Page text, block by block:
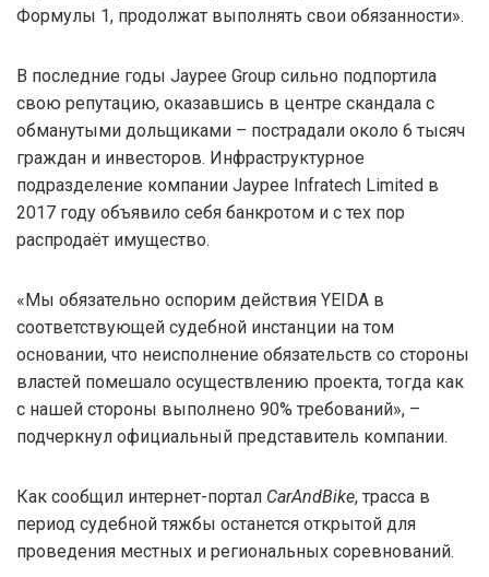
Формулы 1, продолжат выполнять свои обязанности».
В последние годы Jaypee Group сильно подпортила
свою репутацию, оказавшись в центре скандала с
обманутыми дольщиками – пострадали около 6 тысяч
граждан и инвесторов. Инфраструктурное
подразделение компании Jaypee Infratech Limited в
2017 году объявило себя банкротом и с тех пор
распродаёт имущество.
«Мы обязательно оспорим действия YEIDA в
соответствующей судебной инстанции на том
основании, что неисполнение обязательств со стороны
властей помешало осуществлению проекта, тогда как
с нашей стороны выполнено 90% требований», –
подчеркнул официальный представитель компании.
Как сообщил интернет-портал CarAndBike, трасса в
период судебной тяжбы останется открытой для
проведения местных и региональных соревнований.